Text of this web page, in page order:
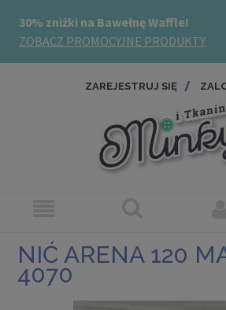
ZAREJESTRUJ SIĘ
NIĆ ARENA 120
4070